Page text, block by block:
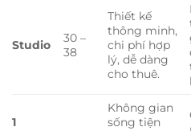
Studio
30 –
38
Thiết kế
thông minh,
chi phí hợp
lý, dễ dàng
cho thuê.
1
Không gian
sống tiện